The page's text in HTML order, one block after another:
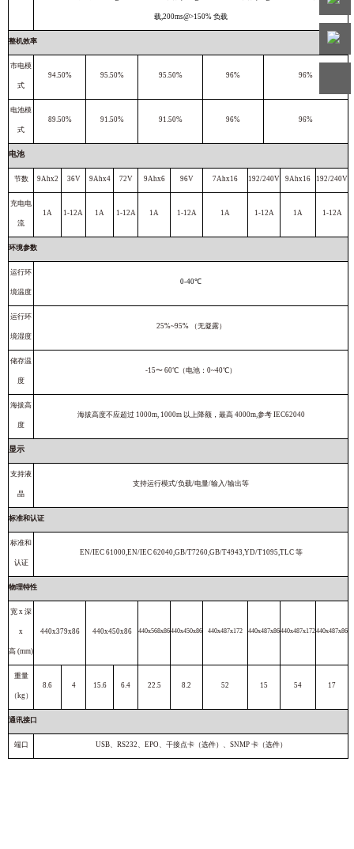
客服
热线
载,200ms@>150% 负载
整机效率
市电模
式
94.50% 95.50% 95.50% 96% 96%
电池模
式
89.50% 91.50% 91.50% 96% 96%
电池
节数 9Ahx2 36V 9Ahx4 72V 9Ahx6 96V 7Ahx16 192/240V 9Ahx16 192/240V
充电电
流
1A 1-12A 1A 1-12A 1A 1-12A 1A 1-12A 1A 1-12A
环境参数
运行环
境温度
0-40℃
运行环
境湿度
25%~95% （无凝露）
储存温
度
-15〜 60℃（电池：0~40℃）
海拔高
度
海拔高度不应超过 1000m, 1000m 以上降额，最高 4000m,参考 IEC62040
显示
支持液
晶
支持运行模式/负载/电量/输入/输出等
标准和认证
标准和
认证
EN/IEC 61000,EN/IEC 62040,GB/T7260,GB/T4943,YD/T1095,TLC 等
物理特性
宽 x 深
x
高 (mm)
440x379x86 440x450x86 440x568x86440x450x86 440x487x172 440x487x86440x487x172440x487x86
重量
（kg）
8.6 4 15.6 6.4 22.5 8.2 52 15 54 17
通讯接口
端口 USB、RS232、EPO、干接点卡（选件）、SNMP 卡（选件）